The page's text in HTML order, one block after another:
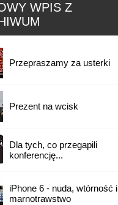
WPIS Z
Przepraszamy za usterki
Prezent na wcisk
Dla tych, co przegapili
konferencję...
iPhone 6 - nuda, wtórność i
marnotrawstwo